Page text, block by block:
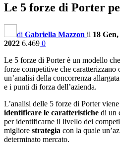
Le 5 forze di Porter
di Gabriella Mazzon il 18
2022 6.469 0
Le 5 forze di Porter è un modello
forze competitive che caratterizzano
un’analisi della concorrenza
e i punti di forza dell’azienda.
L’analisi delle 5 forze di Porter
identificare le caratteristiche di un
per identificarne il livello dei
migliore strategia con la quale
determinato mercato.